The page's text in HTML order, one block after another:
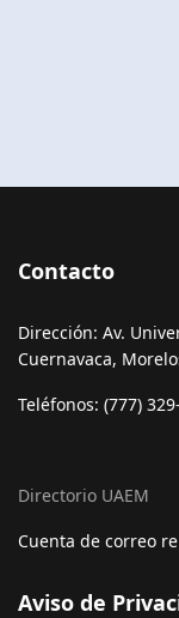
Contacto
Dirección: Av.
Cuernavaca,
Teléfonos: (777)
Directorio UAEM
Cuenta de correo
Aviso de